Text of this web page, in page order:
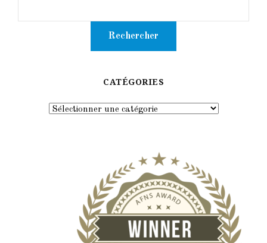
CATÉGORIES